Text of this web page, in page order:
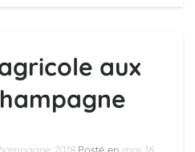
aux
2018Posté en mai 16,